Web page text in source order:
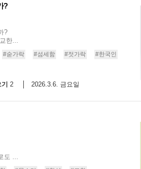
?
?
한...
#숟가락 #섬세함 #젓가락
#한국인
기 2 2026.3.6. 금요일
...